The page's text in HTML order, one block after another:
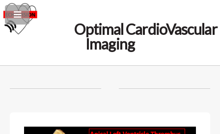
Optimal CardioVascular
Imaging